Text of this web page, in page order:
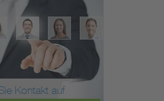
Kontakt auf